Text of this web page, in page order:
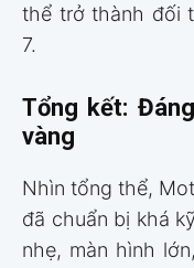
thể trở thành đối
7.
Tổng kết:
vàng
Nhìn tổng thể,
đã chuẩn bị khá
nhẹ, màn hình